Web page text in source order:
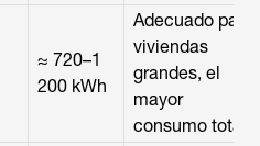
≈ 720–1
200 kWh
Adecuado para
viviendas
grandes, el
mayor
consumo total